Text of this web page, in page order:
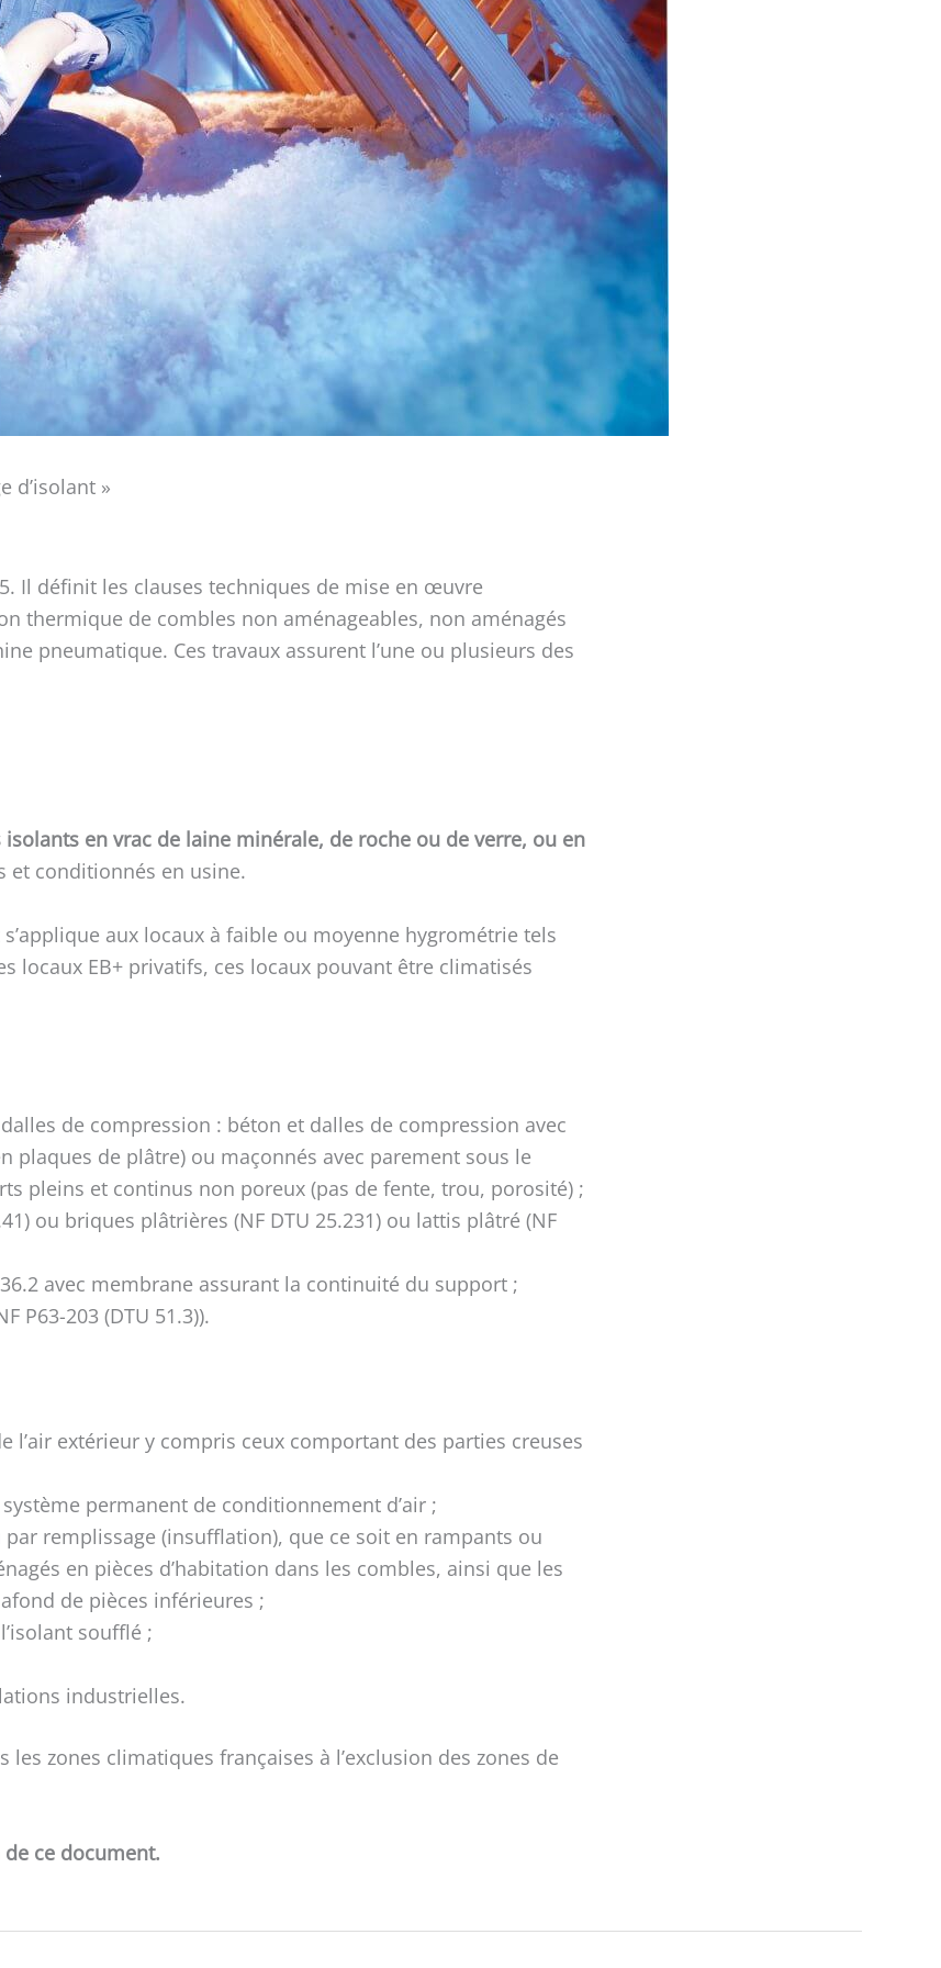
d’isolant »
Il définit les clauses techniques de mise en œuvre
thermique de combles non aménageables, non aménagés
pneumatique. Ces travaux assurent l’une ou plusieurs des
en vrac de laine minérale, de roche ou de verre, ou en
et conditionnés en usine.
aux locaux à faible ou moyenne hygrométrie tels
locaux EB+ privatifs, ces locaux pouvant être climatisés
de compression : béton et dalles de compression avec
plaques de plâtre) ou maçonnés avec parement sous le
pleins et continus non poreux (pas de fente, trou, porosité) ;
ou briques plâtrières (NF DTU 25.231) ou lattis plâtré (NF
avec membrane assurant la continuité du support ;
P63-203 (DTU 51.3)).
l’air extérieur y compris ceux comportant des parties creuses
permanent de conditionnement d’air ;
remplissage (insufflation), que ce soit en rampants ou
en pièces d’habitation dans les combles, ainsi que les
de pièces inférieures ;
soufflé ;
industrielles.
zones climatiques françaises à l’exclusion des zones de
ce document.